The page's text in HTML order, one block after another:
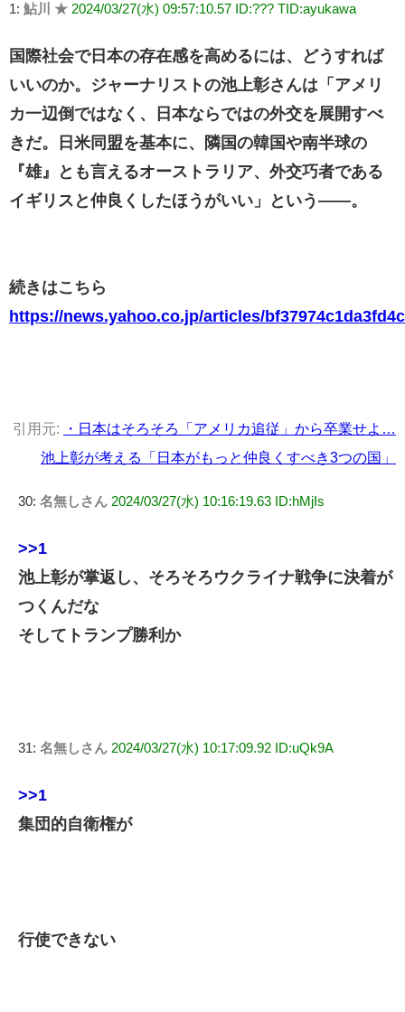
1: 鮎川 ★ 2024/03/27(水) 09:57:10.57 ID:??? TID:ayukawa
国際社会で日本の存在感を高めるには、どうすれば
いいのか。ジャーナリストの池上彰さんは「アメリ
カ一辺倒ではなく、日本ならではの外交を展開すべ
きだ。日米同盟を基本に、隣国の韓国や南半球の
『雄』とも言えるオーストラリア、外交巧者である
イギリスと仲良くしたほうがいい」という――。
続きはこちら
https://news.yahoo.co.jp/articles/
引用元:
・日本はそろそろ「アメリカ追従」から卒業せよ…
池上彰が考える「日本がもっと仲良くすべき3つの国」
30: 名無しさん 2024/03/27(水) 10:16:19.63 ID:hMjIs
>>1
池上彰が掌返し、そろそろウクライナ戦争に決着が
つくんだな
そしてトランプ勝利か
31: 名無しさん 2024/03/27(水) 10:17:09.92 ID:uQk9A
>>1
集団的自衛権が
行使できない